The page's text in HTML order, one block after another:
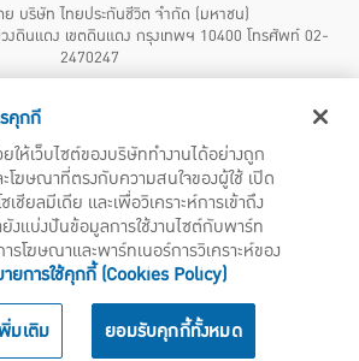
CARE SOLUTIONS
วิต
งพยาบาล
ย บริษัท ไทยประกันชีวิต จำกัด (มหาชน)
งดินแดง เขตดินแดง กรุงเทพฯ 10400 โทรศัพท์ 02-
2470247
บรรดาข้อความ ภาพ เสียง เนื้อหา ชื่อ ชื่อทางการค้า ส่วนประกอบใดๆ
ายการค้า เครื่องหมาย บริการ ลิขสิทธิ์ สิทธิบัตร ความรู้ต่างๆ ที่ปรากฏ
นได้รับความคุ้มครองตามกฎหมายทรัพย์สินทางปัญญาของไทยโดยชอบ
ดียว หากบุคคลใดลอกเลียน ปลอมแปลง ทำซ้ำ ดัดแปลง เผยแพร่ต่อ
อกระทำการใดๆ ในลักษณะที่เป็นการแสวงหาประโยชน์ทางการค้าหรือ
ใดๆ จากทรัพย์สินทางปัญญาดังกล่าวข้างต้น โดยไม่ได้รับอนุญาตจากบริ
การตามกฎหมายกับผู้ทำละเมิดสิทธิดังกล่าวโดยทันที
โทร
คุกกี้
ให้เว็บไซต์ของบริษัททำงานได้อย่างถูก
โฆษณาที่ตรงกับความสนใจของผู้ใช้ เปิด
ชียลมีเดีย และเพื่อวิเคราะห์การเข้าถึง
งแบ่งปันข้อมูลการใช้งานไซต์กับพาร์ท
รโฆษณาและพาร์ทเนอร์การวิเคราะห์ของ
ายการใช้คุกกี้ (Cookies Policy)
มเติม
ยอมรับคุกกี้ทั้งหมด